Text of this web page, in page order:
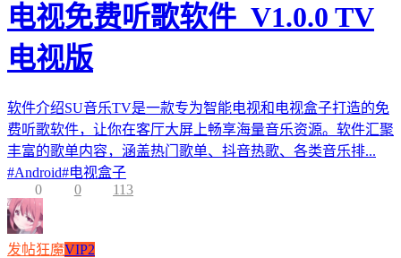
电视免费听歌软件_V1.0.0 TV
电视版
软件介绍SU音乐TV是一款专为智能电视和电视盒子打造的免
费听歌软件，让你在客厅大屏上畅享海量音乐资源。软件汇聚
丰富的歌单内容，涵盖热门歌单、抖音热歌、各类音乐排...
#Android#电视盒子
0
0 113
发帖狂魔VIP2